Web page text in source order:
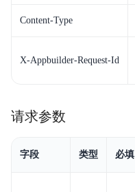
Token Plan 个人版
Coding Plan
计费说明
Content-Type
X-Appbuilder-Request-Id
请求参数
字段 类型 必填